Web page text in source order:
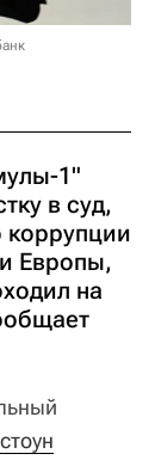
1"
в суд,
коррупции
Европы,
на